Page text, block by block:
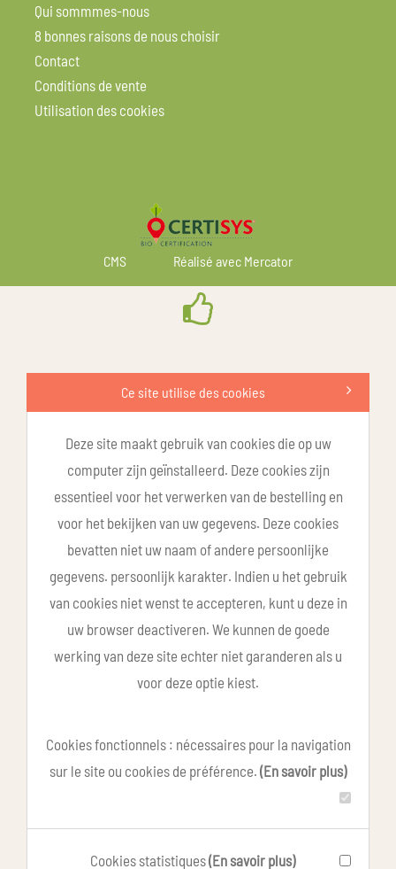
Qui sommmes-nous
8 bonnes raisons de nous choisir
Contact
Conditions de vente
Utilisation des cookies
CMS Réalisé avec Mercator
Ce site utilise des cookies
Deze site maakt gebruik van cookies die op uw
computer zijn geïnstalleerd. Deze cookies zijn
essentieel voor het verwerken van de bestelling en
voor het bekijken van uw gegevens. Deze cookies
bevatten niet uw naam of andere persoonlijke
gegevens. persoonlijk karakter. Indien u het gebruik
van cookies niet wenst te accepteren, kunt u deze in
uw browser deactiveren. We kunnen de goede
werking van deze site echter niet garanderen als u
voor deze optie kiest.
Cookies fonctionnels : nécessaires pour la navigation
sur le site ou cookies de préférence. (En savoir plus)
Cookies statistiques(En savoir plus)